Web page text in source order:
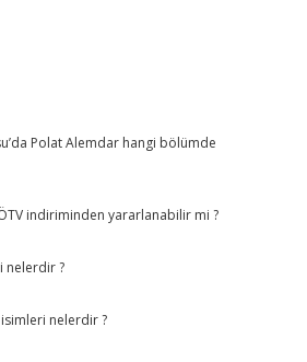
Polat Alemdar hangi bölümde
indiriminden yararlanabilir mi ?
nelerdir ?
nelerdir ?
giriş